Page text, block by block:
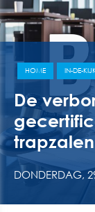
HOME IN-DE-
De
DONDERDAG,